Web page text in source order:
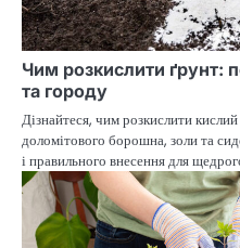
Чим розкислити ґрунт:
та городу
Дізнайтеся, чим розкислити
доломітового борошна, золи та
і правильного внесення для